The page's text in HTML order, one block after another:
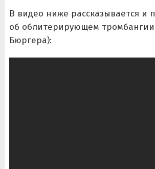
В видео ниже рассказывается и
об облитерирующем
Бюргера):